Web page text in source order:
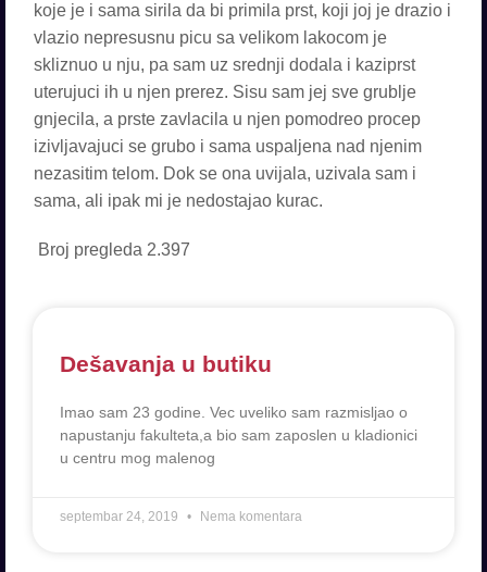
koje je i sama sirila da bi primila prst, koji joj je drazio i
vlazio nepresusnu picu sa velikom lakocom je
skliznuo u nju, pa sam uz srednji dodala i kaziprst
uterujuci ih u njen prerez. Sisu sam jej sve grublje
gnjecila, a prste zavlacila u njen pomodreo procep
izivljavajuci se grubo i sama uspaljena nad njenim
nezasitim telom. Dok se ona uvijala, uzivala sam i
sama, ali ipak mi je nedostajao kurac.
Broj pregleda 2.397
Dešavanja u butiku
Imao sam 23 godine. Vec uveliko sam razmisljao o
napustanju fakulteta,a bio sam zaposlen u kladionici
u centru mog malenog
septembar 24, 2019 Nema komentara